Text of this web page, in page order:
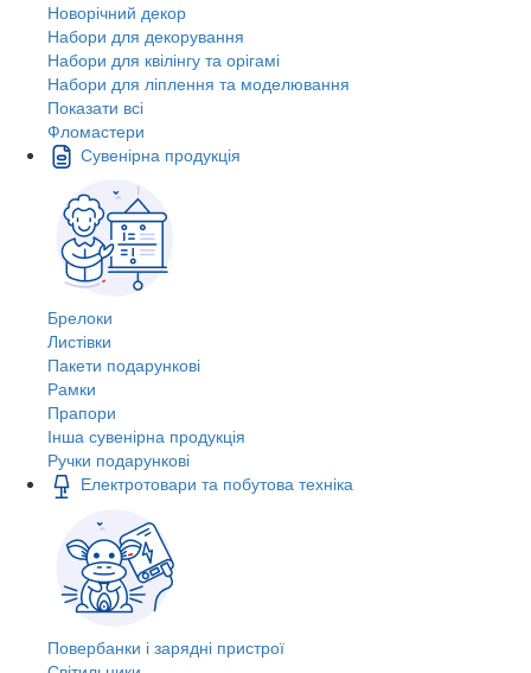
Новорічний декор
Набори для декорування
Набори для квілінгу та орігамі
Набори для ліплення та моделювання
Показати всі
Фломастери
Сувенірна продукція
Брелоки
Листівки
Пакети подарункові
Рамки
Прапори
Інша сувенірна продукція
Ручки подарункові
Електротовари та побутова техніка
Повербанки і зарядні пристрої